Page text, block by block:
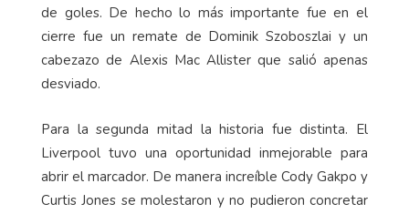
de goles. De hecho lo más importante fue en el
cierre fue un remate de Dominik Szoboszlai y un
cabezazo de Alexis Mac Allister que salió apenas
desviado.
Para la segunda mitad la historia fue distinta. El
Liverpool tuvo una oportunidad inmejorable para
abrir el marcador. De manera increíble Cody Gakpo y
Curtis Jones se molestaron y no pudieron concretar